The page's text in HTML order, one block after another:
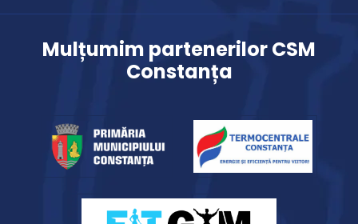
Mulțumim partenerilor CSM
Constanța